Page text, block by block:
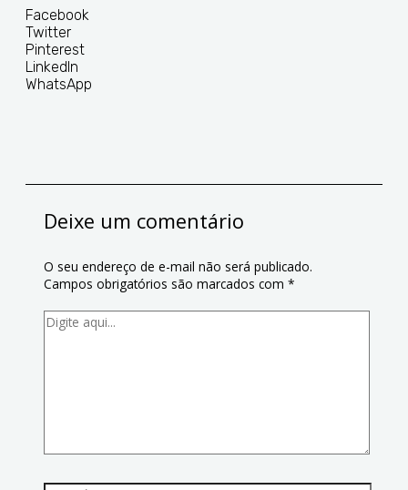
Facebook
Twitter
Pinterest
LinkedIn
WhatsApp
Deixe um comentário
O seu endereço de e-mail não será publicado.
Campos obrigatórios são marcados com *